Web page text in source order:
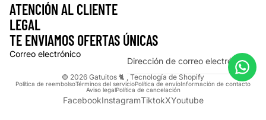
ATENCIÓN AL CLIENTE
LEGAL
TE ENVIAMOS OFERTAS ÚNICAS
Correo electrónico
© 2026 Gatuitos 🐈 ,Tecnología de Shopify
Política de reembolsoTérminos del servicioPolítica de envíoInformación de contacto
Aviso legalPolítica de cancelación
FacebookInstagramTiktokXYoutube